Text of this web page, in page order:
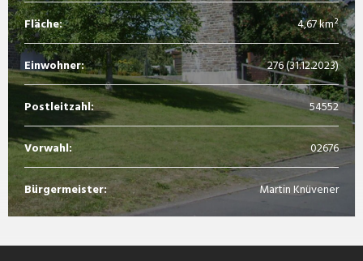
Fläche: 4,67 km²
Einwohner: 276 (31.12.2023)
Postleitzahl: 54552
Vorwahl: 02676
Bürgermeister: Martin Knüvener